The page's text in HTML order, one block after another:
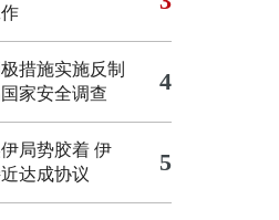
措施实施反制
家安全调查
4
局势胶着 伊
达成协议
5